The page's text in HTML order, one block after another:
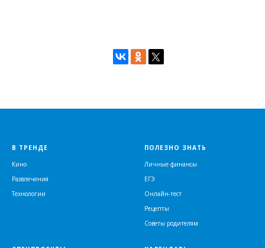
В ТРЕНДЕ
Кино
Развлечения
Технологии
ПОЛЕЗНО ЗНАТЬ
Личные финансы
ЕГЭ
Онлайн-тест
Рецепты
Советы родителям